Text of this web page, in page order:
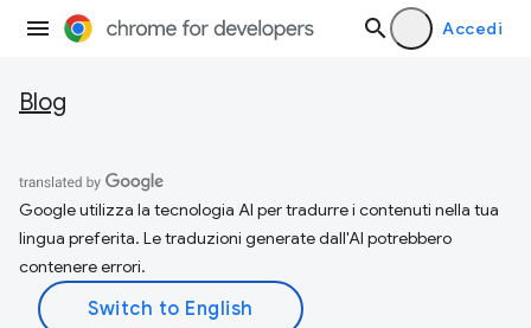
Accedi
Blog
Google utilizza la tecnologia AI per tradurre i contenuti nella tua
lingua preferita. Le traduzioni generate dall'AI potrebbero
contenere errori.